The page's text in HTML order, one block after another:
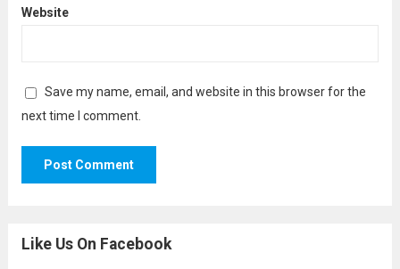
Website
Save my name, email, and website in this browser for the
next time I comment.
Like Us On Facebook